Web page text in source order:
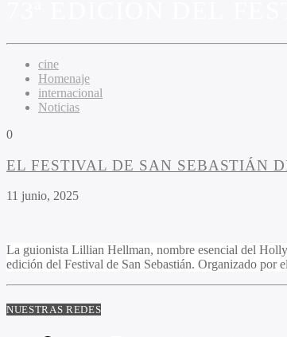
cine
Homenaje
internacional
Noticias
0
EL FESTIVAL DE SAN SEBASTIÁN
11 junio, 2025
La guionista Lillian Hellman, nombre esencial del
edición del Festival de San Sebastián. Organizado
NUESTRAS REDES